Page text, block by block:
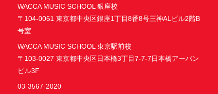
WACCA MUSIC SCHOOL 銀座校
〒104-0061 東京都中央区銀座1丁目8番8号三神ALビル2階B
号室
WACCA MUSIC SCHOOL 東京駅前校
〒103-0027 東京都中央区日本橋3丁目7-7-7日本橋アーバン
ビル3F
03-3567-2020